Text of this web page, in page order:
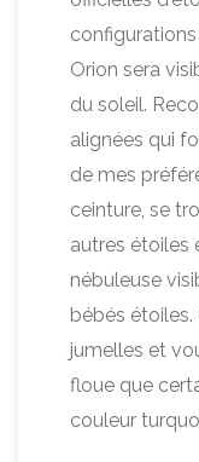
Orion sera
du soleil.
alignées qui
de mes
ceinture, se
autres étoiles
nébuleuse
bébés
jumelles et
floue que
couleur